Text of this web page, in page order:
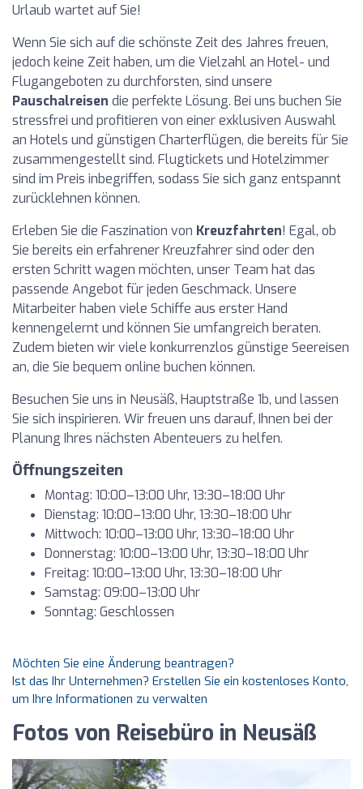
Urlaub wartet auf Sie!
Wenn Sie sich auf die schönste Zeit des Jahres freuen,
jedoch keine Zeit haben, um die Vielzahl an Hotel- und
Flugangeboten zu durchforsten, sind unsere
Pauschalreisen die perfekte Lösung. Bei uns buchen Sie
stressfrei und profitieren von einer exklusiven Auswahl
an Hotels und günstigen Charterflügen, die bereits für Sie
zusammengestellt sind. Flugtickets und Hotelzimmer
sind im Preis inbegriffen, sodass Sie sich ganz entspannt
zurücklehnen können.
Erleben Sie die Faszination von Kreuzfahrten! Egal, ob
Sie bereits ein erfahrener Kreuzfahrer sind oder den
ersten Schritt wagen möchten, unser Team hat das
passende Angebot für jeden Geschmack. Unsere
Mitarbeiter haben viele Schiffe aus erster Hand
kennengelernt und können Sie umfangreich beraten.
Zudem bieten wir viele konkurrenzlos günstige Seereisen
an, die Sie bequem online buchen können.
Besuchen Sie uns in Neusäß, Hauptstraße 1b, und lassen
Sie sich inspirieren. Wir freuen uns darauf, Ihnen bei der
Planung Ihres nächsten Abenteuers zu helfen.
Öffnungszeiten
Montag: 10:00–13:00 Uhr, 13:30–18:00 Uhr
Dienstag: 10:00–13:00 Uhr, 13:30–18:00 Uhr
Mittwoch: 10:00–13:00 Uhr, 13:30–18:00 Uhr
Donnerstag: 10:00–13:00 Uhr, 13:30–18:00 Uhr
Freitag: 10:00–13:00 Uhr, 13:30–18:00 Uhr
Samstag: 09:00–13:00 Uhr
Sonntag: Geschlossen
Möchten Sie eine Änderung beantragen?
Ist das Ihr Unternehmen? Erstellen Sie ein kostenloses Konto,
um Ihre Informationen zu verwalten
Fotos von Reisebüro in Neusäß